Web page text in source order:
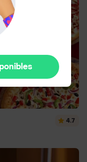
4.7